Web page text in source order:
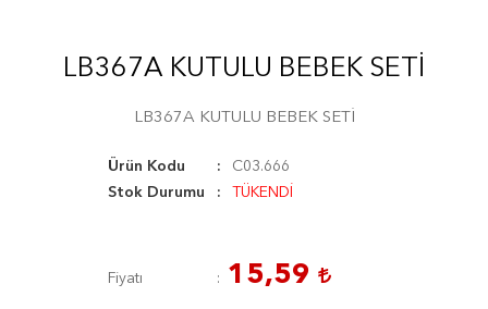
LB367A KUTULU BEBEK SETİ
LB367A KUTULU BEBEK SETİ
Ürün Kodu
C03.666
Stok Durumu
TÜKENDİ
Fiyatı 15,59